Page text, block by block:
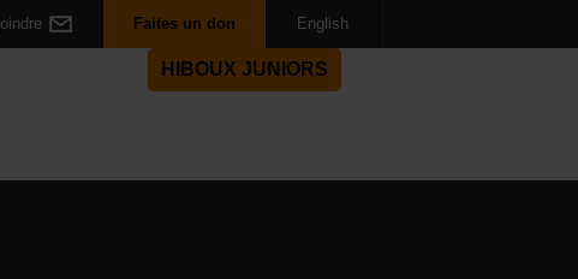
Faites un don English
HIBOUX JUNIORS